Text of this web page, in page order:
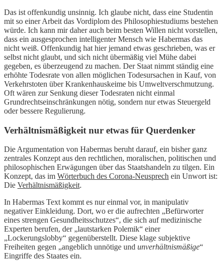
Das ist offenkundig unsinnig. Ich glaube nicht, dass eine Studentin
mit so einer Arbeit das Vordiplom des Philosophiestudiums bestehen
würde. Ich kann mir daher auch beim besten Willen nicht vorstellen,
dass ein ausgesprochen intelligenter Mensch wie Habermas das
nicht weiß. Offenkundig hat hier jemand etwas geschrieben, was er
selbst nicht glaubt, und sich nicht übermäßig viel Mühe dabei
gegeben, es überzeugend zu machen. Der Staat nimmt ständig eine
erhöhte Todesrate von allen möglichen Todesursachen in Kauf, von
Verkehrstoten über Krankenhauskeime bis Umweltverschmutzung.
Oft wären zur Senkung dieser Todesraten nicht einmal
Grundrechtseinschränkungen nötig, sondern nur etwas Steuergeld
oder bessere Regulierung.
Verhältnismäßigkeit nur etwas für Querdenker
Die Argumentation von Habermas beruht darauf, ein bisher ganz
zentrales Konzept aus den rechtlichen, moralischen, politischen und
philosophischen Erwägungen über das Staatshandeln zu tilgen. Ein
Konzept, das im Wörterbuch des Corona-Neusprech ein Unwort ist:
Die Verhältnismäßigkeit.
In Habermas Text kommt es nur einmal vor, in manipulativ
negativer Einkleidung. Dort, wo er die aufrechten „Befürworter
eines strengen Gesundheitsschutzes“, die sich auf medizinische
Experten berufen, der „lautstarken Polemik“ einer
„Lockerungslobby“ gegenüberstellt. Diese klage subjektive
Freiheiten gegen „angeblich unnötige und unverhältnismäßige“
Eingriffe des Staates ein.